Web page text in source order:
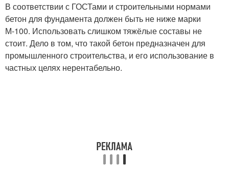
В соответствии с ГОСТами и строительными нормами
бетон для фундамента должен быть не ниже марки
М-100. Использовать слишком тяжёлые составы не
стоит. Дело в том, что такой бетон предназначен для
промышленного строительства, и его использование в
частных целях нерентабельно.